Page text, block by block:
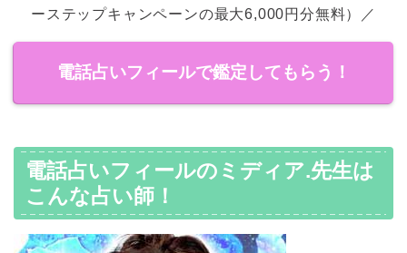
ーステップキャンペーンの最大6,000円分無料）／
電話占いフィールで鑑定してもらう！
電話占いフィールのミディア.先生は
こんな占い師！